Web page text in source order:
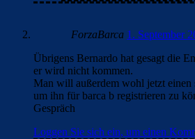
ForzaBarca 1. September
Übrigens Bernardo hat gesagt die
er wird nicht kommen.
Man will außerdem wohl jetzt einen
um ihn für barca b registrieren zu
Gespräch
Loggen Sie sich ein, um einen